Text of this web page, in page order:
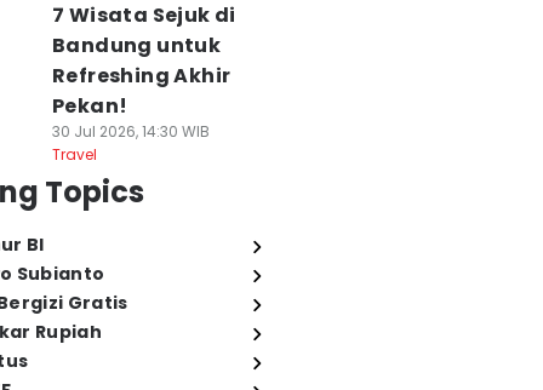
7 Wisata Sejuk di
Bandung untuk
Refreshing Akhir
Pekan!
30 Jul 2026, 14:30 WIB
Travel
Topics
BI
Subianto
Gratis
Rupiah